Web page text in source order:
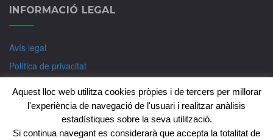
INFORMACIÓ LEGAL
Avís legal
Política de privacitat
Aquest lloc web utilitza cookies pròpies i de tercers per millorar
l'experiència de navegació de l'usuari i realitzar anàlisis
estadístiques sobre la seva utilització.
Si continua navegant es considerarà que accepta la totalitat de